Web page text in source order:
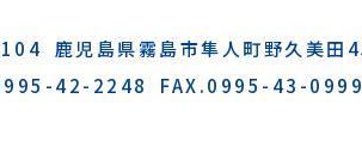
鹿児島県霧島市隼人町野久美田
42-2248
FAX.0995-43-